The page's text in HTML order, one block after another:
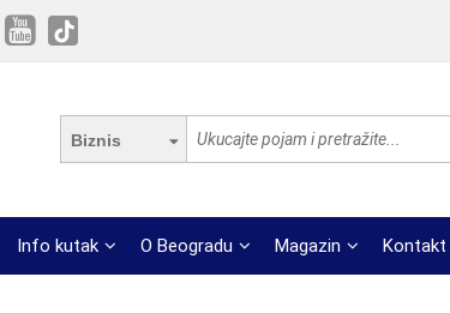
Biznis
Info kutak O Beogradu Magazin Kontakt